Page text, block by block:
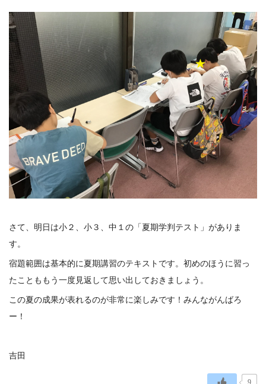
さて、明日は小２、小３、中１の「夏期学判テスト」がありま
す。
宿題範囲は基本的に夏期講習のテキストです。初めのほうに習っ
たことももう一度見返して思い出しておきましょう。
この夏の成果が表れるのが非常に楽しみです！みんながんばろ
ー！
吉田
9